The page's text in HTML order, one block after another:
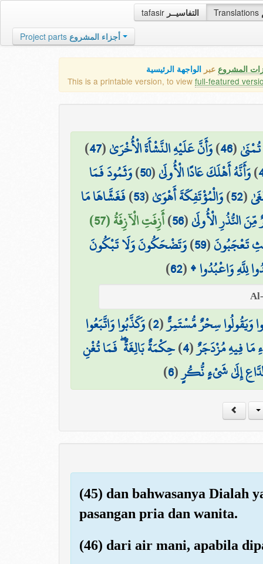
tafasir التفاسيــر Translations
Project parts أجزاء المشروع
المشروع عبر الواجهة الرئيسية
This is a printable version, to view full-featured
(
46
)وَأَنَّ عَلَيْهِ النَّشْأَةَ الْأُخْرَىٰ(
47
)
)وَأَنَّهُ أَهْلَكَ عَادًا الْأُولَىٰ(
50
)وَثَمُودَ فَمَا
(
52
)وَالْمُؤْتَفِكَةَ أَهْوَىٰ(
53
)فَغَشَّاهَا مَا
النُّذُرِ الْأُولَىٰ(
56
)أَزِفَتِ الْآزِفَةُ (57)
تَعْجَبُونَ(
59
)وَتَضْحَكُونَ وَلَا تَبْكُونَ
لِلَّهِ وَاعْبُدُوا ۩(
62
)
وَيَقُولُوا سِحْرٌ مُّسْتَمِرٌّ(
2
)وَكَذَّبُوا وَاتَّبَعُوا
مَا فِيهِ مُزْدَجَرٌ(
4
)حِكْمَةٌ بَالِغَةٌ ۖ فَمَا تُغْنِ
إِلَىٰ شَيْءٍ نُّكُرٍ(
6
)
(45) dan bahwasanya Dialah
pasangan pria dan wanita.
(46) dari air mani, apabila